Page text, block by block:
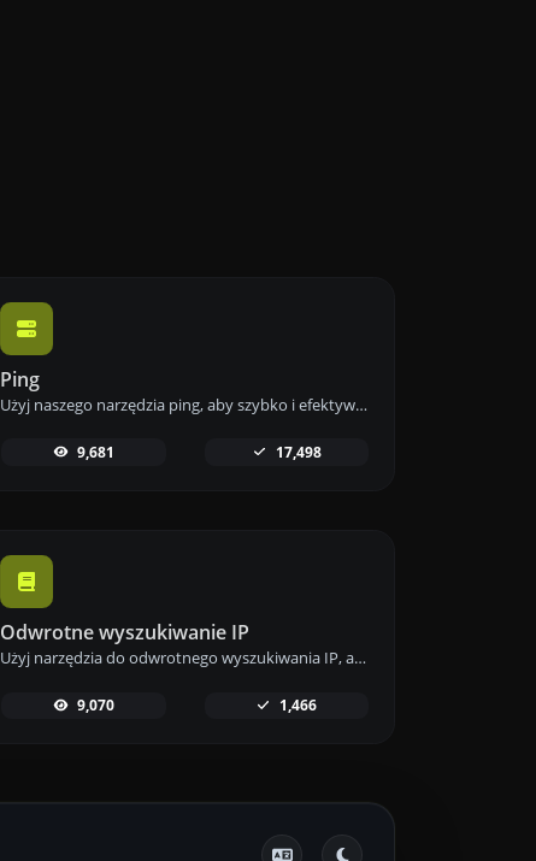
Ping
Użyj naszego narzędzia ping, aby szybko i efektywnie sprawdzić status i czas odpowiedzi dowolnej strony internetowej, serwera lub portu.
9,681 17,498
Odwrotne wyszukiwanie IP
Użyj narzędzia do odwrotnego wyszukiwania IP, aby szybko i łatwo znaleźć domenę lub hosta powiązanego z dowolnym adresem IP.
9,070 1,466